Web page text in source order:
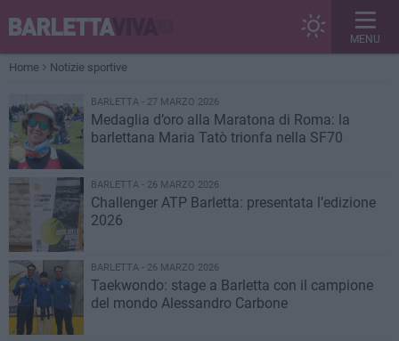
MENU
Home Notizie sportive
BARLETTA - 27 MARZO 2026
Medaglia d’oro alla Maratona di Roma: la
barlettana Maria Tatò trionfa nella SF70
BARLETTA - 26 MARZO 2026
Challenger ATP Barletta: presentata l’edizione
2026
BARLETTA - 26 MARZO 2026
Taekwondo: stage a Barletta con il campione
del mondo Alessandro Carbone